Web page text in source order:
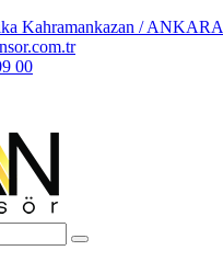
Kahramankazan / ANKARA
00